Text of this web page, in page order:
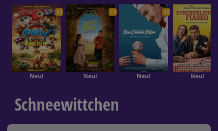
2D
Neu!
2D
Neu!
2D
Neu! Neu!
Schneewittchen